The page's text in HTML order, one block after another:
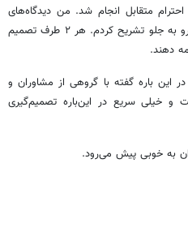
متقابل انجام شد. من دیدگاه‌های
ایران را قاطعانه و در عین حال با نگاه رو به جلو تشریح کردم. هر ۲ طرف تصمیم
دهند.
این باره گفته با گروهی از مشاوران و
و خیلی سریع در این‌باره تصمیم‌گیری
به خوبی پیش می‌رود.